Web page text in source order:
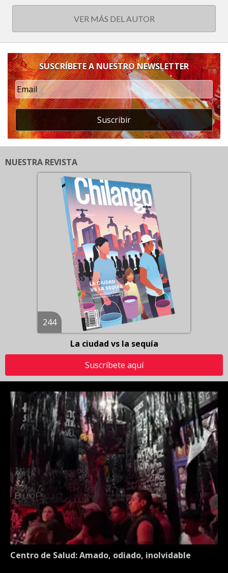
VER MÁS DEL AUTOR
SUSCRÍBETE A NUESTRO NEWSLETTER
Suscribir
NUESTRA REVISTA
244
La ciudad vs la sequía
Suscríbete aquí
Centro de Salud: Amado, odiado, inolvidable